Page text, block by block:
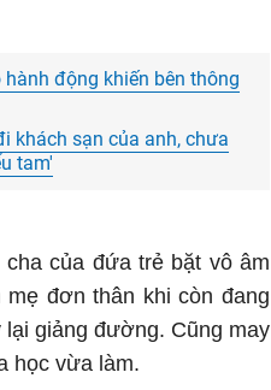
động khiến bên thông
khách sạn của anh, chưa
tam'
của đứa trẻ bặt vô âm
đơn thân khi còn đang
giảng đường. Cũng may
học vừa làm.